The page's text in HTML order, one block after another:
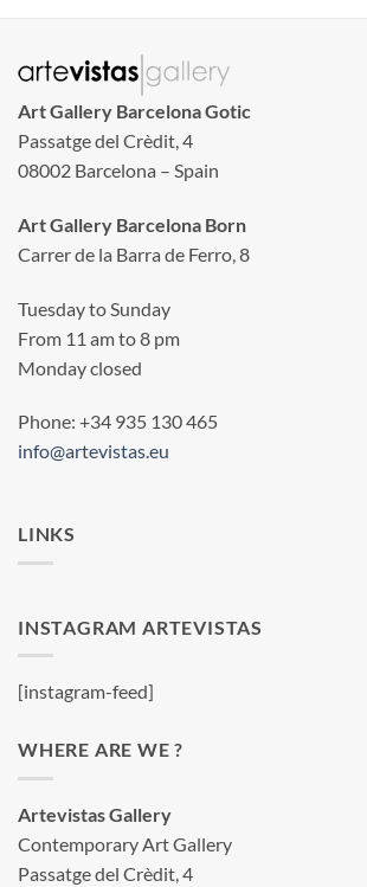
Art Gallery Barcelona Gotic
Passatge del Crèdit, 4
08002 Barcelona – Spain
Art Gallery Barcelona Born
Carrer de la Barra de Ferro, 8
Tuesday to Sunday
From 11 am to 8 pm
Monday closed
Phone: +34 935 130 465
info@artevistas.eu
LINKS
INSTAGRAM ARTEVISTAS
[instagram-feed]
WHERE ARE WE ?
Artevistas Gallery
Contemporary Art Gallery
Passatge del Crèdit, 4